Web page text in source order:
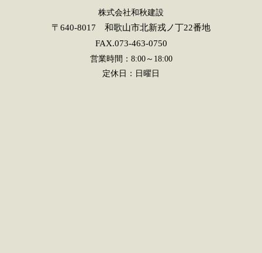
株式会社和秋建設
〒640-8017 和歌山市北新戎ノ丁22番地
FAX.073-463-0750
営業時間：8:00～18:00
定休日：日曜日